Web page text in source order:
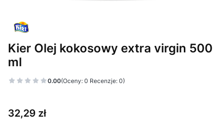
Kier Olej kokosowy extra virgin 500
ml
0.00(Oceny: 0 Recenzje: 0)
Cena
32,29 zł